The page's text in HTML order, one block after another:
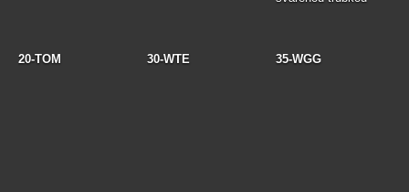
20-TOM 30-WTE 35-WGG